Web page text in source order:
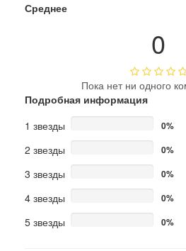
Среднее
0
Пока нет ни одного
Подробная информация
1 звезды
0%
2 звезды 0%
3 звезды 0%
4 звезды 0%
5 звезды 0%